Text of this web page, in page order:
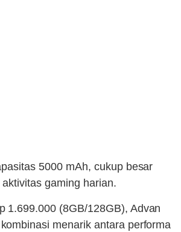
5000 mAh, cukup besar
gaming harian.
1.699.000 (8GB/128GB), Advan
menarik antara performa